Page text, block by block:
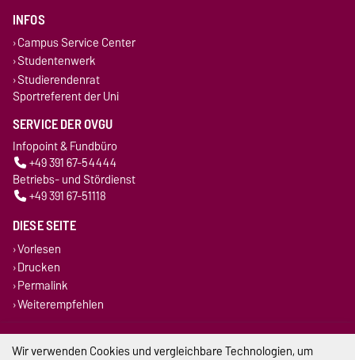
INFOS
Campus Service Center
Studentenwerk
Studierendenrat
Sportreferent der Uni
SERVICE DER OVGU
Infopoint & Fundbüro
+49 391 67-54444
Betriebs- und Stördienst
+49 391 67-51118
DIESE SEITE
Vorlesen
Drucken
Permalink
Weiterempfehlen
Impressum
Wir verwenden Cookies und vergleichbare Technologien, um